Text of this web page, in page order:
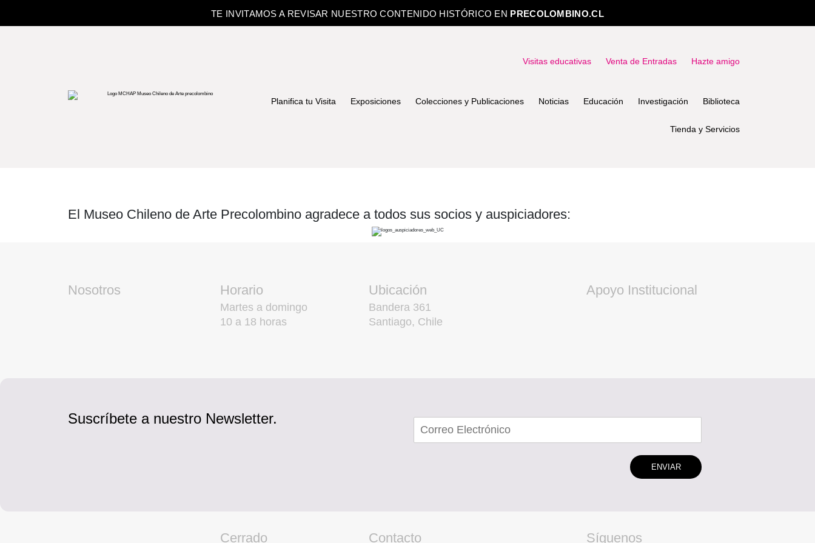
TE INVITAMOS A REVISAR NUESTRO CONTENIDO HISTÓRICO EN PRECOLOMBINO.CL
Visitas educativas Venta de Entradas Hazte amigo
Planifica tu Visita Exposiciones Colecciones y Publicaciones Noticias Educación Investigación Biblioteca
Tienda y Servicios
El Museo Chileno de Arte Precolombino agradece a todos sus socios y auspiciadores:
Nosotros Horario
Martes a domingo
10 a 18 horas
Ubicación
Bandera 361
Santiago, Chile
Apoyo Institucional
Suscríbete a nuestro Newsletter.
ENVIAR
Cerrado Contacto Síguenos